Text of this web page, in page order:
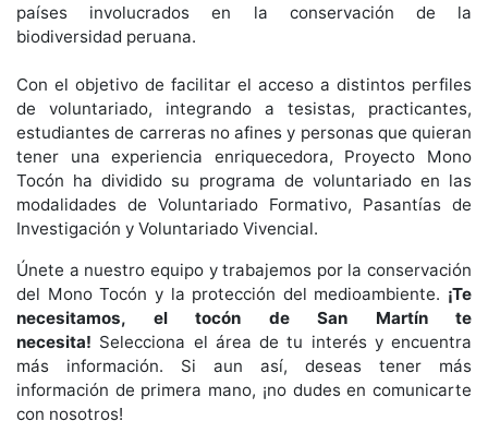
países involucrados en la conservación de la
biodiversidad peruana.
Con el objetivo de facilitar el acceso a distintos perfiles
de voluntariado, integrando a tesistas, practicantes,
estudiantes de carreras no afines y personas que quieran
tener una experiencia enriquecedora, Proyecto Mono
Tocón ha dividido su programa de voluntariado en las
modalidades de Voluntariado Formativo, Pasantías de
Investigación y Voluntariado Vivencial.
Únete a nuestro equipo y trabajemos por la conservación
del Mono Tocón y la protección del medioambiente. ¡Te
necesitamos, el tocón de San Martín te
necesita! Selecciona el área de tu interés y encuentra
más información. Si aun así, deseas tener más
información de primera mano, ¡no dudes en comunicarte
con nosotros!